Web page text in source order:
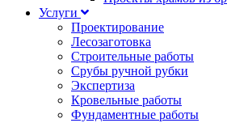
Услуги
Проектирование
Лесозаготовка
Строительные работы
Срубы ручной рубки
Экспертиза
Кровельные работы
Фундаментные работы